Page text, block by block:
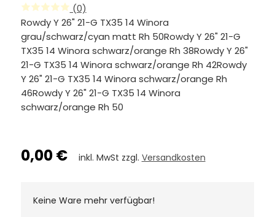
(0)
Rowdy Y 26" 21-G TX35 14 Winora
grau/schwarz/cyan matt Rh 50Rowdy Y 26" 21-G
TX35 14 Winora schwarz/orange Rh 38Rowdy Y 26"
21-G TX35 14 Winora schwarz/orange Rh 42Rowdy
Y 26" 21-G TX35 14 Winora schwarz/orange Rh
46Rowdy Y 26" 21-G TX35 14 Winora
schwarz/orange Rh 50
0,00 € inkl. MwSt zzgl. Versandkosten
Keine Ware mehr verfügbar!